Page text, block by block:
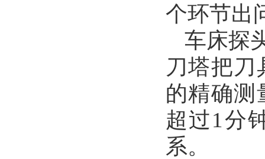
个环节出
车床探
刀塔把刀
的精确测
超过1分
系。